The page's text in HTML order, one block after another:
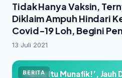
Tidak Hanya Vaksin,
Diklaim Ampuh Hindari
Covid-19 Loh, Begini
13 Juli 2021
BERITA
Mama Itu Munafik!’, Jauh